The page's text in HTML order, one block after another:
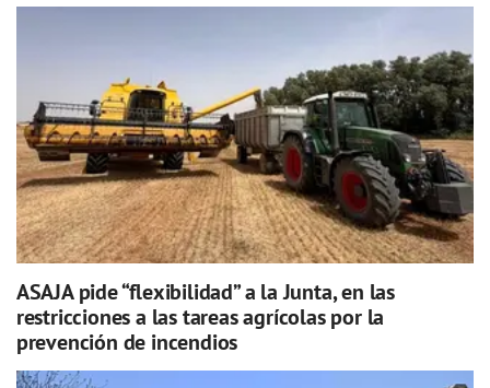
ASAJA pide “flexibilidad” a la Junta, en las
restricciones a las tareas agrícolas por la
prevención de incendios